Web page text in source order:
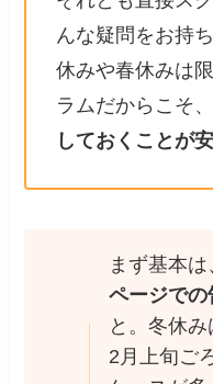
んな疑問をお持
休みや春休みは
ラムだからこそ、
しておくことが
まず基本は
ページでの
と。冬休
2月上旬ご